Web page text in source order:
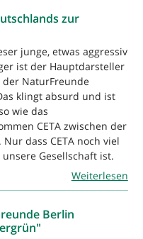
zur
junge, etwas aggressiv
ist der Hauptdarsteller
NaturFreunde
klingt absurd und ist
wie das
CETA zwischen der
Nur dass CETA noch viel
Gesellschaft ist.
Weiterlesen
Berlin